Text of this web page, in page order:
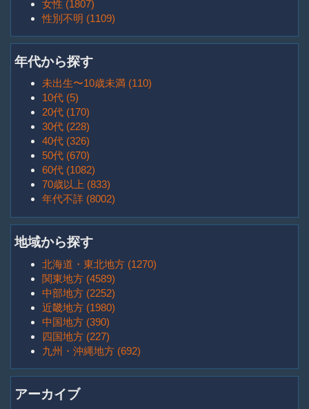
女性 (1807)
性別不明 (1109)
年代から探す
未出生〜10歳未満 (110)
10代 (5)
20代 (170)
30代 (228)
40代 (326)
50代 (670)
60代 (1082)
70歳以上 (833)
年代不詳 (8002)
地域から探す
北海道・東北地方 (1270)
関東地方 (4589)
中部地方 (2252)
近畿地方 (1980)
中国地方 (390)
四国地方 (227)
九州・沖縄地方 (692)
アーカイブ